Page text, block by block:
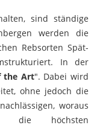
sind ständige
werden die
Rebsorten Spät-
In der
the Art". Dabei wird
ohne jedoch die
woraus
die höchsten